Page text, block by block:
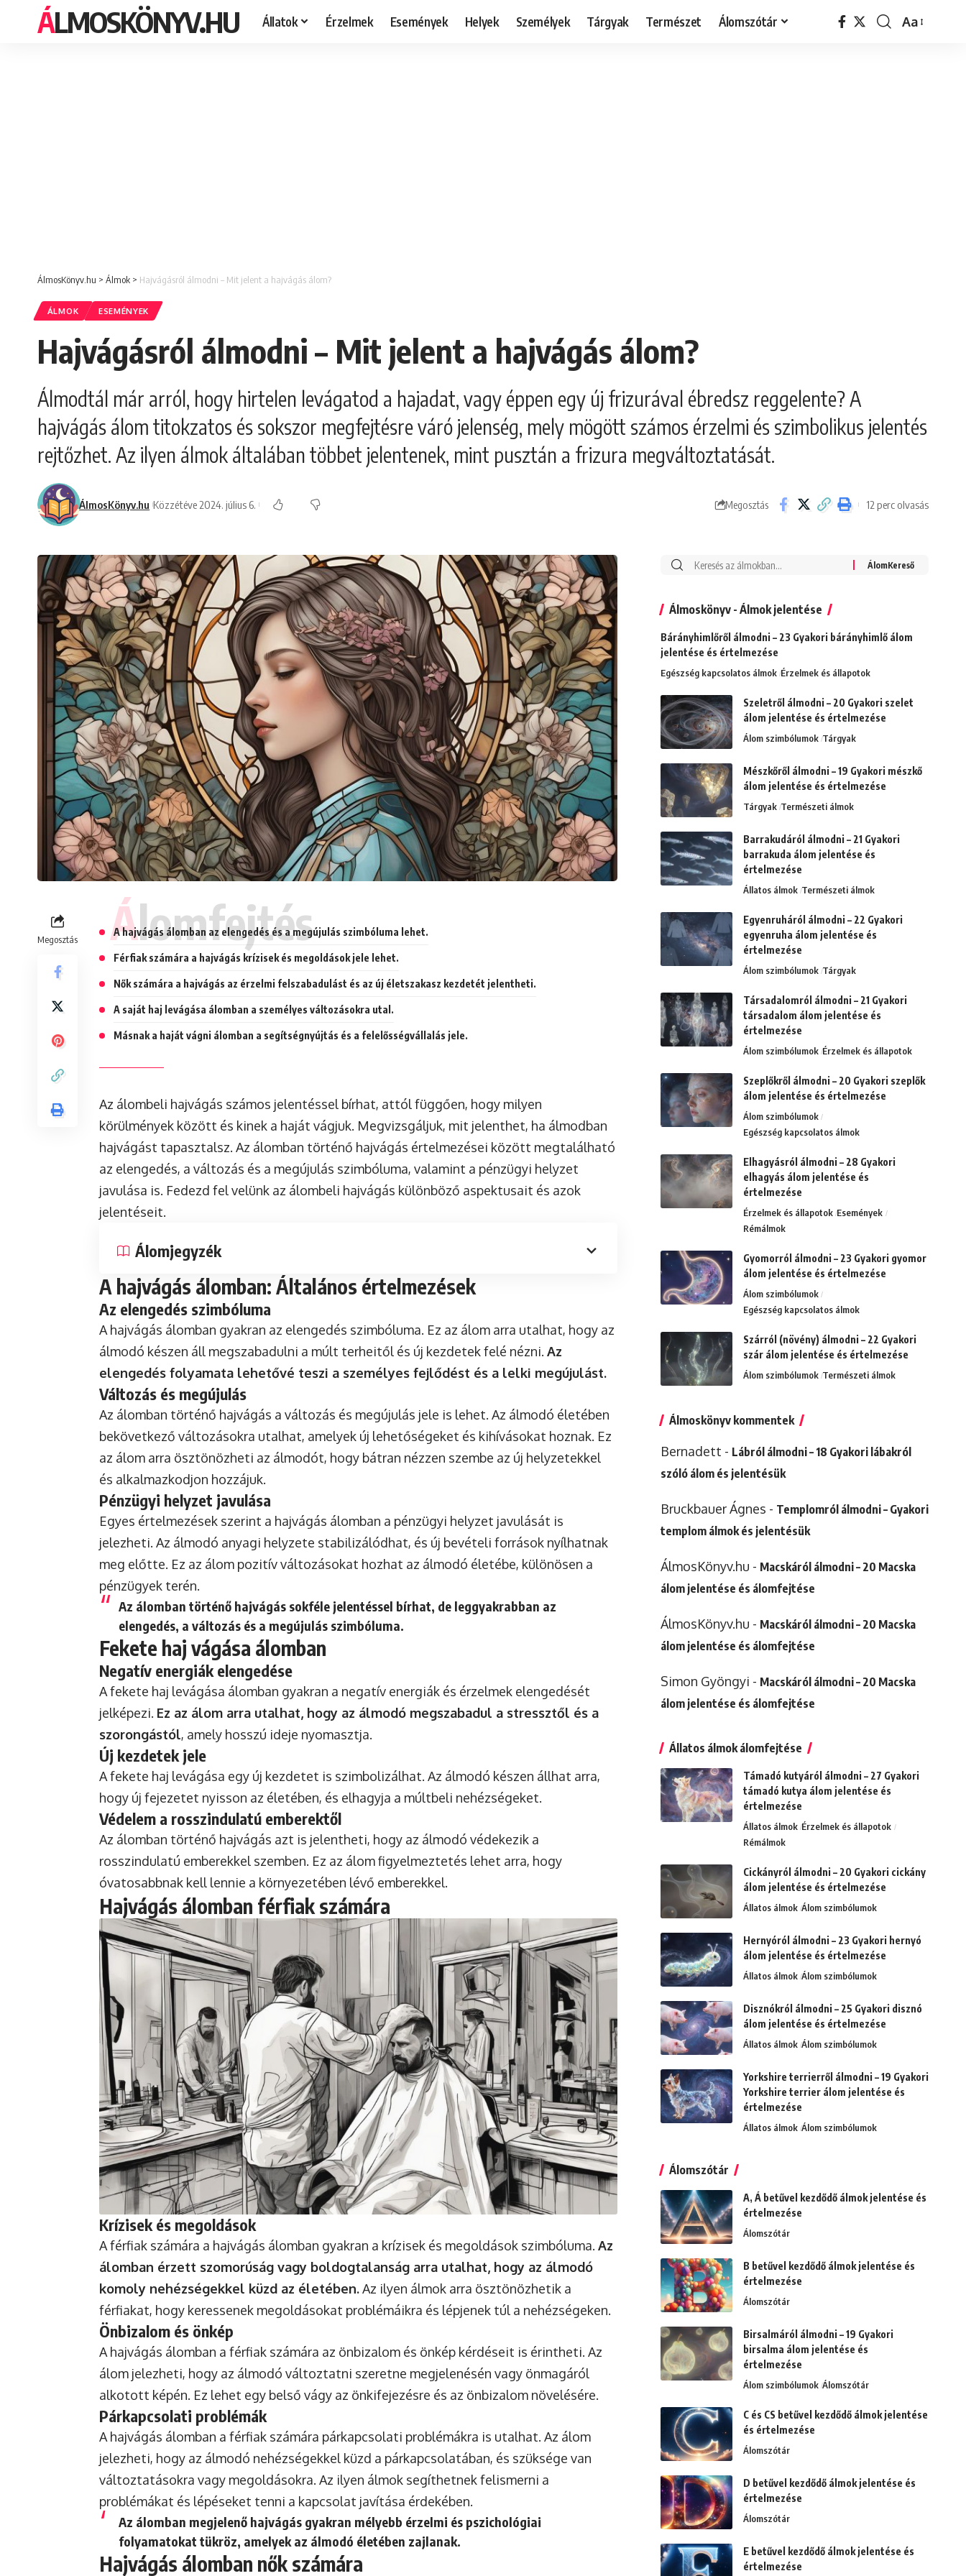
ÁLMOSKÖNYV.HU Állatok Érzelmek Események Helyek Személyek Tárgyak Természet Álomszótár Aa
ÁlmosKönyv.hu > Álmok > Hajvágásról álmodni – Mit jelent a hajvágás álom?
ÁLMOK ESEMÉNYEK
Hajvágásról álmodni – Mit jelent a hajvágás álom?
Álmodtál már arról, hogy hirtelen levágatod a hajadat, vagy éppen egy új frizurával ébredsz reggelente? A
hajvágás álom titokzatos és sokszor megfejtésre váró jelenség, mely mögött számos érzelmi és szimbolikus jelentés
rejtőzhet. Az ilyen álmok általában többet jelentenek, mint pusztán a frizura megváltoztatását.
ÁlmosKönyv.hu Közzétéve 2024. július 6. Megosztás 12 perc olvasás
Megosztás Álomfejtés
A hajvágás álomban az elengedés és a megújulás szimbóluma lehet.
Férfiak számára a hajvágás krízisek és megoldások jele lehet.
Nők számára a hajvágás az érzelmi felszabadulást és az új életszakasz kezdetét jelentheti.
A saját haj levágása álomban a személyes változásokra utal.
Másnak a haját vágni álomban a segítségnyújtás és a felelősségvállalás jele.
Az álombeli hajvágás számos jelentéssel bírhat, attól függően, hogy milyen
körülmények között és kinek a haját vágjuk. Megvizsgáljuk, mit jelenthet, ha álmodban
hajvágást tapasztalsz. Az álomban történő hajvágás értelmezései között megtalálható
az elengedés, a változás és a megújulás szimbóluma, valamint a pénzügyi helyzet
javulása is. Fedezd fel velünk az álombeli hajvágás különböző aspektusait és azok
jelentéseit.
Álomjegyzék
A hajvágás álomban: Általános értelmezések
Az elengedés szimbóluma
A hajvágás álomban gyakran az elengedés szimbóluma. Ez az álom arra utalhat, hogy az
álmodó készen áll megszabadulni a múlt terheitől és új kezdetek felé nézni. Az
elengedés folyamata lehetővé teszi a személyes fejlődést és a lelki megújulást.
Változás és megújulás
Az álomban történő hajvágás a változás és megújulás jele is lehet. Az álmodó életében
bekövetkező változásokra utalhat, amelyek új lehetőségeket és kihívásokat hoznak. Ez
az álom arra ösztönözheti az álmodót, hogy bátran nézzen szembe az új helyzetekkel
és alkalmazkodjon hozzájuk.
Pénzügyi helyzet javulása
Egyes értelmezések szerint a hajvágás álomban a pénzügyi helyzet javulását is
jelezheti. Az álmodó anyagi helyzete stabilizálódhat, és új bevételi források nyílhatnak
meg előtte. Ez az álom pozitív változásokat hozhat az álmodó életébe, különösen a
pénzügyek terén.
Az álomban történő hajvágás sokféle jelentéssel bírhat, de leggyakrabban az
elengedés, a változás és a megújulás szimbóluma.
Fekete haj vágása álomban
Negatív energiák elengedése
A fekete haj levágása álomban gyakran a negatív energiák és érzelmek elengedését
jelképezi. Ez az álom arra utalhat, hogy az álmodó megszabadul a stressztől és a
szorongástól, amely hosszú ideje nyomasztja.
Új kezdetek jele
A fekete haj levágása egy új kezdetet is szimbolizálhat. Az álmodó készen állhat arra,
hogy új fejezetet nyisson az életében, és elhagyja a múltbeli nehézségeket.
Védelem a rosszindulatú emberektől
Az álomban történő hajvágás azt is jelentheti, hogy az álmodó védekezik a
rosszindulatú emberekkel szemben. Ez az álom figyelmeztetés lehet arra, hogy
óvatosabbnak kell lennie a környezetében lévő emberekkel.
Hajvágás álomban férfiak számára
Krízisek és megoldások
A férfiak számára a hajvágás álomban gyakran a krízisek és megoldások szimbóluma. Az
álomban érzett szomorúság vagy boldogtalanság arra utalhat, hogy az álmodó
komoly nehézségekkel küzd az életében.Az ilyen álmok arra ösztönözhetik a
férfiakat, hogy keressenek megoldásokat problémáikra és lépjenek túl a nehézségeken.
Önbizalom és önkép
A hajvágás álomban a férfiak számára az önbizalom és önkép kérdéseit is érintheti. Az
álom jelezheti, hogy az álmodó változtatni szeretne megjelenésén vagy önmagáról
alkotott képén. Ez lehet egy belső vágy az önkifejezésre és az önbizalom növelésére.
Párkapcsolati problémák
A hajvágás álomban a férfiak számára párkapcsolati problémákra is utalhat. Az álom
jelezheti, hogy az álmodó nehézségekkel küzd a párkapcsolatában, és szüksége van
változtatásokra vagy megoldásokra. Az ilyen álmok segíthetnek felismerni a
problémákat és lépéseket tenni a kapcsolat javítása érdekében.
Az álomban megjelenő hajvágás gyakran mélyebb érzelmi és pszichológiai
folyamatokat tükröz, amelyek az álmodó életében zajlanak.
Hajvágás álomban nők számára
Álmoskönyv - Álmok jelentése
Bárányhimlőről álmodni – 23 Gyakori bárányhimlő álom
jelentése és értelmezése
Egészség kapcsolatos álmok Érzelmek és állapotok
Szeletről álmodni – 20 Gyakori szelet
álom jelentése és értelmezése
Álom szimbólumok Tárgyak
Mészkőről álmodni – 19 Gyakori mészkő
álom jelentése és értelmezése
Tárgyak Természeti álmok
Barrakudáról álmodni – 21 Gyakori
barrakuda álom jelentése és
értelmezése
Állatos álmok Természeti álmok
Egyenruháról álmodni – 22 Gyakori
egyenruha álom jelentése és
értelmezése
Álom szimbólumok Tárgyak
Társadalomról álmodni – 21 Gyakori
társadalom álom jelentése és
értelmezése
Álom szimbólumok Érzelmek és állapotok
Szeplőkről álmodni – 20 Gyakori szeplők
álom jelentése és értelmezése
Álom szimbólumok
Egészség kapcsolatos álmok
Elhagyásról álmodni – 28 Gyakori
elhagyás álom jelentése és
értelmezése
Érzelmek és állapotok Események
Rémálmok
Gyomorról álmodni – 23 Gyakori gyomor
álom jelentése és értelmezése
Álom szimbólumok
Egészség kapcsolatos álmok
Szárról (növény) álmodni – 22 Gyakori
szár álom jelentése és értelmezése
Álom szimbólumok Természeti álmok
Álmoskönyv kommentek
Bernadett - Lábról álmodni – 18 Gyakori lábakról
szóló álom és jelentésük
Bruckbauer Ágnes - Templomról álmodni – Gyakori
templom álmok és jelentésük
ÁlmosKönyv.hu - Macskáról álmodni – 20 Macska
álom jelentése és álomfejtése
ÁlmosKönyv.hu - Macskáról álmodni – 20 Macska
álom jelentése és álomfejtése
Simon Gyöngyi - Macskáról álmodni – 20 Macska
álom jelentése és álomfejtése
Állatos álmok álomfejtése
Támadó kutyáról álmodni – 27 Gyakori
támadó kutya álom jelentése és
értelmezése
Állatos álmok Érzelmek és állapotok
Rémálmok
Cickányról álmodni – 20 Gyakori cickány
álom jelentése és értelmezése
Állatos álmok Álom szimbólumok
Hernyóról álmodni – 23 Gyakori hernyó
álom jelentése és értelmezése
Állatos álmok Álom szimbólumok
Disznókról álmodni – 25 Gyakori disznó
álom jelentése és értelmezése
Állatos álmok Álom szimbólumok
Yorkshire terrierről álmodni – 19 Gyakori
Yorkshire terrier álom jelentése és
értelmezése
Állatos álmok Álom szimbólumok
Álomszótár
A, Á betűvel kezdődő álmok jelentése és
értelmezése
Álomszótár
B betűvel kezdődő álmok jelentése és
értelmezése
Álomszótár
Birsalmáról álmodni – 19 Gyakori
birsalma álom jelentése és
értelmezése
Álom szimbólumok Álomszótár
C és CS betűvel kezdődő álmok jelentése
és értelmezése
Álomszótár
D betűvel kezdődő álmok jelentése és
értelmezése
Álomszótár
E betűvel kezdődő álmok jelentése és
értelmezése